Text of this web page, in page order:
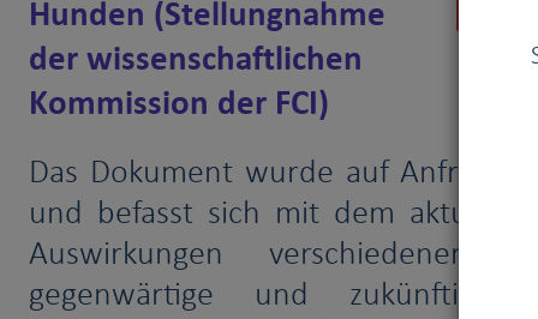
Hunden (Stellungnahme
der wissenschaftlichen
Kommission der FCI)
Das Dokument wurde auf Anfrage
und befasst sich mit dem
Auswirkungen verschiedener
gegenwärtige und zukünftige